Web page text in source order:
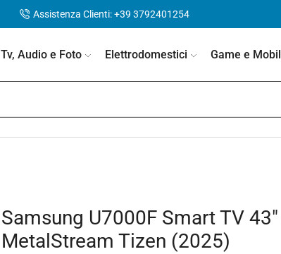
Assistenza Clienti: +39 3792401254
Tv, Audio e Foto Elettrodomestici Game e
Samsung U7000F Smart TV
MetalStream Tizen (2025)